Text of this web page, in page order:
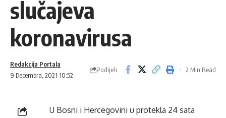
slučajeva
koronavirusa
9 Decembra, 2021 10:52
Redakcija Portala
Podijeli 2 Min Read
U Bosni i Hercegovini u protekla 24 sata